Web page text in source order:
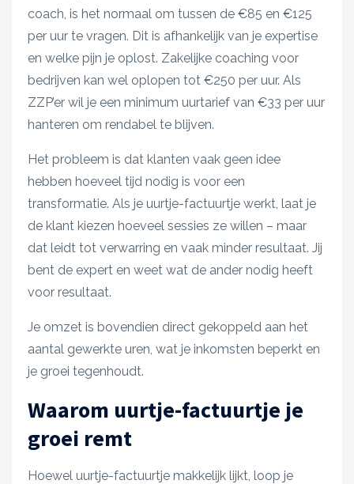
coach, is het normaal om tussen de €85 en €125
per uur te vragen. Dit is afhankelijk van je expertise
en welke pijn je oplost. Zakelijke coaching voor
bedrijven kan wel oplopen tot €250 per uur. Als
ZZP’er wil je een minimum uurtarief van €33 per uur
hanteren om rendabel te blijven.
Het probleem is dat klanten vaak geen idee
hebben hoeveel tijd nodig is voor een
transformatie. Als je uurtje-factuurtje werkt, laat je
de klant kiezen hoeveel sessies ze willen – maar
dat leidt tot verwarring en vaak minder resultaat. Jij
bent de expert en weet wat de ander nodig heeft
voor resultaat.
Je omzet is bovendien direct gekoppeld aan het
aantal gewerkte uren, wat je inkomsten beperkt en
je groei tegenhoudt.
Waarom uurtje-factuurtje je
groei remt
Hoewel uurtje-factuurtje makkelijk lijkt, loop je